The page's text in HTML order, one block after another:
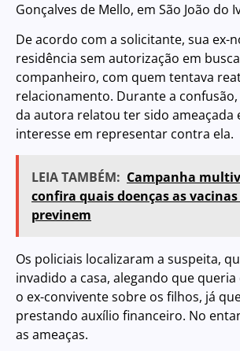
Gonçalves de Mello, em São João do
De acordo com a solicitante, sua ex-
residência sem autorização em
companheiro, com quem tentava
relacionamento. Durante a confusão,
da autora relatou ter sido ameaçada
interesse em representar contra ela.
LEIA TAMBÉM: Campanha
confira quais doenças as
previnem
Os policiais localizaram a suspeita,
invadido a casa, alegando que
o ex-convivente sobre os filhos, já
prestando auxílio financeiro. No
as ameaças.